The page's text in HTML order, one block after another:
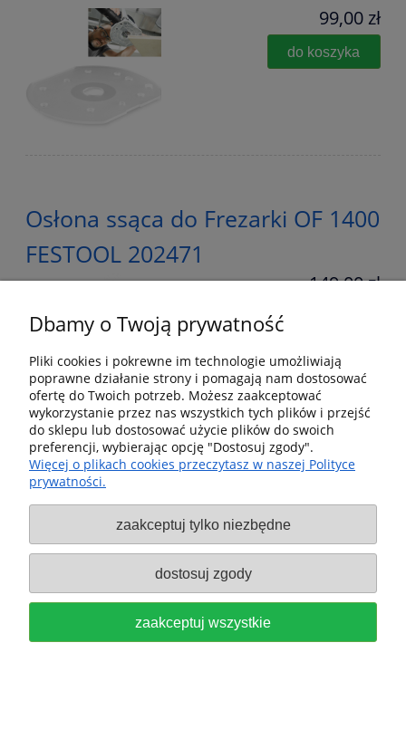
99,00 zł
do koszyka
Osłona ssąca do Frezarki OF 1400
FESTOOL 202471
149,00 zł
kosztów dostawy
Najniższa cena z 30 dni
przed obniżką:129,00 zł
do koszyka
Festool Podkładka z tworzywa
sztucznego TP-OF 489229
Dbamy o Twoją prywatność
Pliki cookies i pokrewne im technologie umożliwiają
poprawne działanie strony i pomagają nam dostosować
ofertę do Twoich potrzeb. Możesz zaakceptować
wykorzystanie przez nas wszystkich tych plików i przejść
do sklepu lub dostosować użycie plików do swoich
preferencji, wybierając opcję "Dostosuj zgody".
Więcej o plikach cookies przeczytasz w naszej Polityce
prywatności.
zaakceptuj tylko niezbędne
dostosuj zgody
zaakceptuj wszystkie